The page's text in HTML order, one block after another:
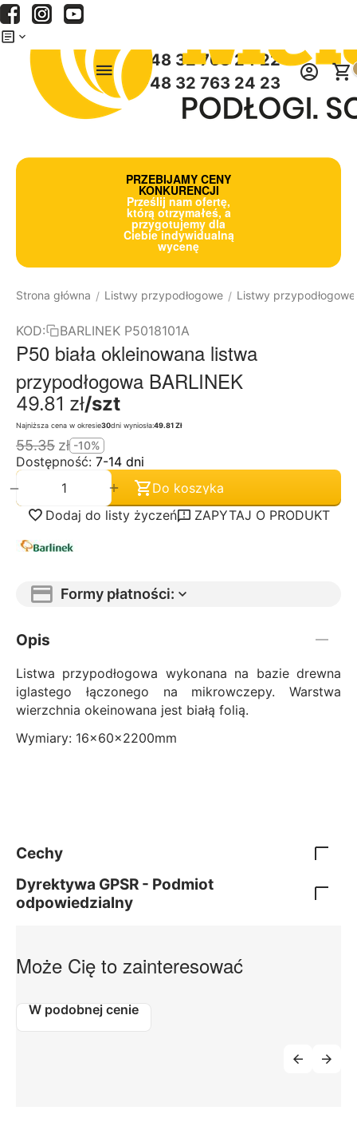
+48 32 763 24 22
+48 32 763 24 23
PRZEBIJAMY CENY
KONKURENCJI
Prześlij nam ofertę,
którą otrzymałeś, a
przygotujemy dla
Ciebie indywidualną
wycenę
Strona główna / Listwy przypodłogowe / Listwy
KOD: BARLINEK P5018101A
P50 biała okleinowana listwa
przypodłogowa BARLINEK
49.81 zł/szt
Najniższa cena w okresie30dni wyniosła:49.81 Zł
55.35 zł -10%
Dostępność: 7-14 dni
+
−
Do koszyka
Dodaj do listy życzeń
ZAPYTAJ O PRODUKT
Formy płatności:
Opis
Listwa przypodłogowa wykonana na bazie drewna
iglastego łączonego na mikrowczepy. Warstwa
wierzchnia okeinowana jest białą folią.
Wymiary: 16x60x2200mm
Cechy
Dyrektywa GPSR - Podmiot
odpowiedzialny
Może Cię to zainteresować
W podobnej cenie